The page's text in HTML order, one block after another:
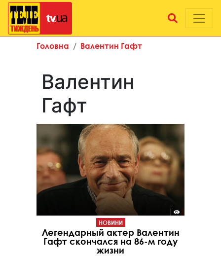
Головна Валентин Гафт
Валентин
Гафт
НОВИНИ
Легендарный актер Валентин
Гафт скончался на 86-м году
жизни